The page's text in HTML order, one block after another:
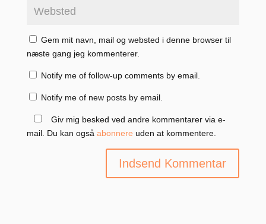
Gem mit navn, mail og websted i denne browser til
næste gang jeg kommenterer.
Notify me of follow-up comments by email.
Notify me of new posts by email.
Giv mig besked ved andre kommentarer via e-
mail. Du kan også abonnere uden at kommentere.